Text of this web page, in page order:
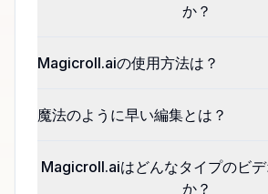
か？
Magicroll.aiの使用方法は？
魔法のように早い編集とは？
Magicroll.aiはどんなタイプのビ
か？